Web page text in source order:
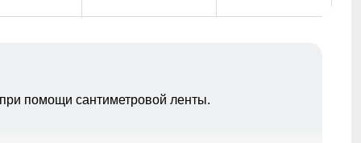
помощи сантиметровой ленты.